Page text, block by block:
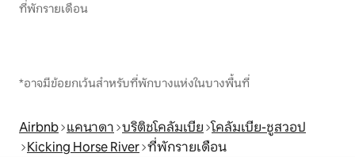
ที่พักรายเดือน
*อาจมีข้อยกเว้นสำหรับที่พักบางแห่งในบางพื้นที่
Airbnb แคนาดา บริติชโคลัมเบีย โคลัมเบีย-ชูสวอป
Kicking Horse River ที่พักรายเดือน